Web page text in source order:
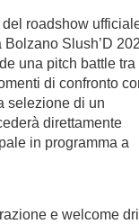
roadshow
Slush’D
una pitch battle tra
di confronto
selezione di un
direttamente
in programma a
e welcome